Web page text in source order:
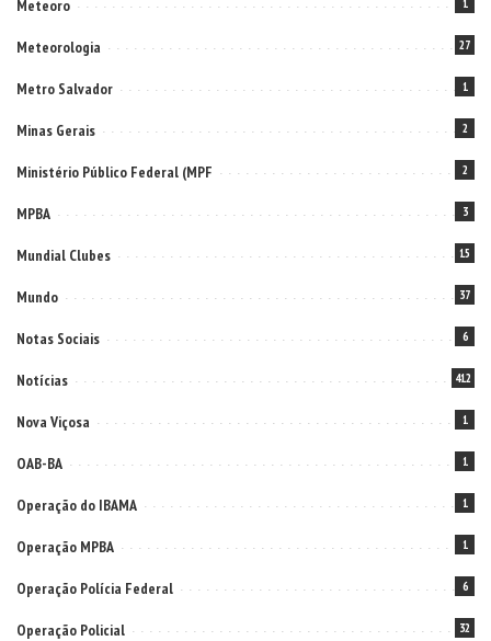
Meteoro 1
Meteorologia 27
Metro Salvador 1
Minas Gerais 2
Ministério Público Federal (MPF 2
MPBA 3
Mundial Clubes 15
Mundo 37
Notas Sociais 6
Notícias 412
Nova Viçosa 1
OAB-BA 1
Operação do IBAMA 1
Operação MPBA 1
Operação Polícia Federal 6
Operação Policial 32